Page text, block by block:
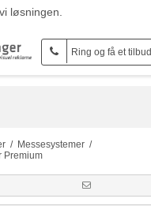
løsningen.
Ring og få et tilbud
/ Messesystemer /
Premium